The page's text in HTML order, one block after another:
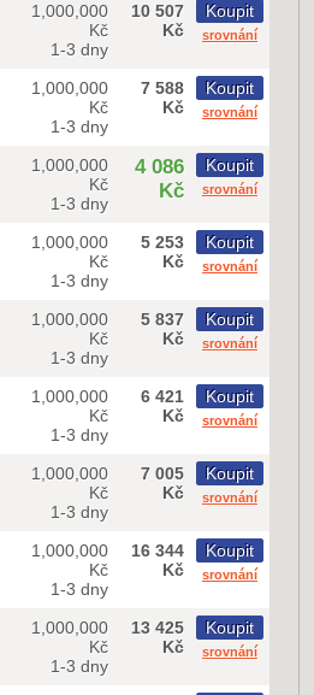
1,000,000
Kč
1-3 dny
10 507
Kč
Koupit
srovnání
1,000,000
Kč
1-3 dny
7 588
Kč
Koupit
srovnání
1,000,000
Kč
1-3 dny
4 086
Kč
Koupit
srovnání
1,000,000
Kč
1-3 dny
5 253
Kč
Koupit
srovnání
1,000,000
Kč
1-3 dny
5 837
Kč
Koupit
srovnání
1,000,000
Kč
1-3 dny
6 421
Kč
Koupit
srovnání
1,000,000
Kč
1-3 dny
7 005
Kč
Koupit
srovnání
1,000,000
Kč
1-3 dny
16 344
Kč
Koupit
srovnání
1,000,000
Kč
1-3 dny
13 425
Kč
Koupit
srovnání